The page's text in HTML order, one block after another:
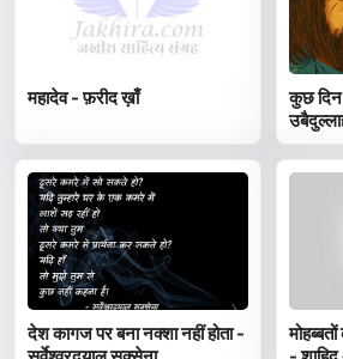
महादेव - फ़रीद ख़ाँ
कुछ दिन
देश कागज पर बना नक्शा नहीं होता -